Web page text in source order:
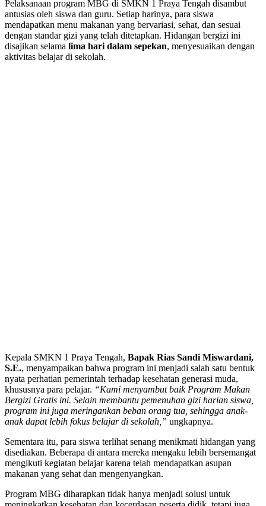
Pelaksanaan program MBG di SMKN 1 Praya Tengah disambut
antusias oleh siswa dan guru. Setiap harinya, para siswa
mendapatkan menu makanan yang bervariasi, sehat, dan sesuai
dengan standar gizi yang telah ditetapkan. Hidangan bergizi ini
disajikan selama lima hari dalam sepekan, menyesuaikan dengan
aktivitas belajar di sekolah.
Kepala SMKN 1 Praya Tengah, Bapak Rias Sandi Miswardani,
S.E., menyampaikan bahwa program ini menjadi salah satu bentuk
nyata perhatian pemerintah terhadap kesehatan generasi muda,
khususnya para pelajar. “Kami menyambut baik Program Makan
Bergizi Gratis ini. Selain membantu pemenuhan gizi harian siswa,
program ini juga meringankan beban orang tua, sehingga anak-
anak dapat lebih fokus belajar di sekolah,” ungkapnya.
Sementara itu, para siswa terlihat senang menikmati hidangan yang
disediakan. Beberapa di antara mereka mengaku lebih bersemangat
mengikuti kegiatan belajar karena telah mendapatkan asupan
makanan yang sehat dan mengenyangkan.
Program MBG diharapkan tidak hanya menjadi solusi untuk